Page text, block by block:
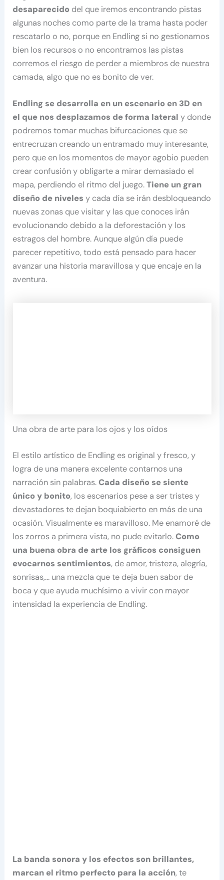
desaparecido del que iremos encontrando pistas
algunas noches como parte de la trama hasta poder
rescatarlo o no, porque en Endling si no gestionamos
bien los recursos o no encontramos las pistas
corremos el riesgo de perder a miembros de nuestra
camada, algo que no es bonito de ver.
Endling se desarrolla en un escenario en 3D en
el que nos desplazamos de forma lateral y donde
podremos tomar muchas bifurcaciones que se
entrecruzan creando un entramado muy interesante,
pero que en los momentos de mayor agobio pueden
crear confusión y obligarte a mirar demasiado el
mapa, perdiendo el ritmo del juego.Tiene un gran
diseño de niveles y cada día se irán desbloqueando
nuevas zonas que visitar y las que conoces irán
evolucionando debido a la deforestación y los
estragos del hombre. Aunque algún día puede
parecer repetitivo, todo está pensado para hacer
avanzar una historia maravillosa y que encaje en la
aventura.
Una obra de arte para los ojos y los oídos
El estilo artístico de Endling es original y fresco, y
logra de una manera excelente contarnos una
narración sin palabras.Cada diseño se siente
único y bonito, los escenarios pese a ser tristes y
devastadores te dejan boquiabierto en más de una
ocasión. Visualmente es maravilloso. Me enamoré de
los zorros a primera vista, no pude evitarlo.Como
una buena obra de arte los gráficos consiguen
evocarnos sentimientos, de amor, tristeza, alegría,
sonrisas,… una mezcla que te deja buen sabor de
boca y que ayuda muchísimo a vivir con mayor
intensidad la experiencia de Endling.
La banda sonora y los efectos son brillantes,
marcan el ritmo perfecto para la acción, te